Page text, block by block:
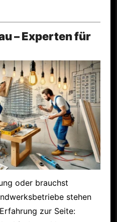
– Experten für
oder brauchst
stehen
zur Seite: